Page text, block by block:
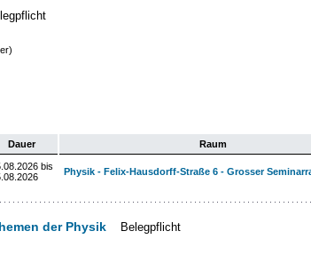
Dauer Raum
bis
Physik - Felix-Hausdorff-Straße 6 - Grosser
der Physik Belegpflicht